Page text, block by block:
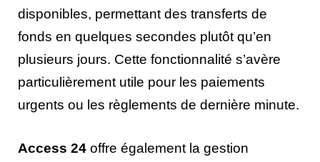
disponibles, permettant des transferts de
fonds en quelques secondes plutôt qu’en
plusieurs jours. Cette fonctionnalité s’avère
particulièrement utile pour les paiements
urgents ou les règlements de dernière minute.
Access 24 offre également la gestion